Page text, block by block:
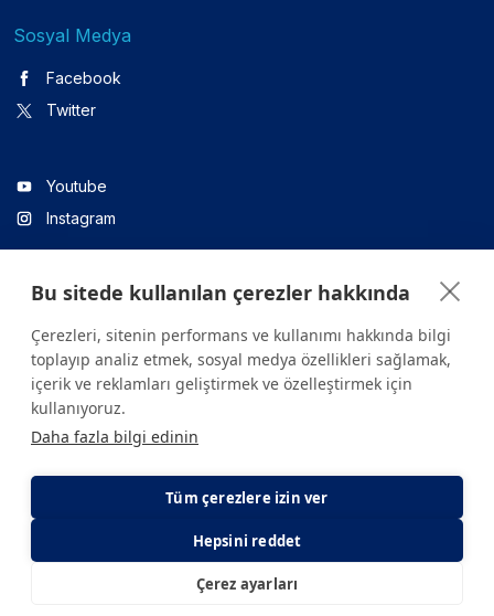
E-Randevu
Sosyal Medya
Facebook
Twitter
Youtube
Instagram
Linkedin
Sitede yer alan tüm içerikler yalnızca bilgilendirme amaçlıdır.
Sağlığınızla ilgili sorularınız için mutlaka doktoruza ya da bir sağlık
kuruluşuna başvurunuz.
Gizlilik ve Çerez Politikası KVKK Aydınlatma Metni
Bu sitede kullanılan çerezler hakkında
Çerezleri, sitenin performans ve kullanımı hakkında bilgi
toplayıp analiz etmek, sosyal medya özellikleri sağlamak,
içerik ve reklamları geliştirmek ve özelleştirmek için
kullanıyoruz.
Daha fazla bilgi edinin
Tüm çerezlere izin ver
Hepsini reddet
Çerez ayarları